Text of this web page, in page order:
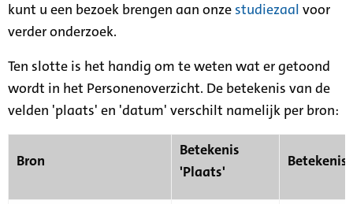
kunt u een bezoek brengen aan onze studiezaal voor
verder onderzoek.
Ten slotte is het handig om te weten wat er getoond
wordt in het Personenoverzicht. De betekenis van de
velden 'plaats' en 'datum' verschilt namelijk per bron:
Bron
Betekenis
'Plaats'